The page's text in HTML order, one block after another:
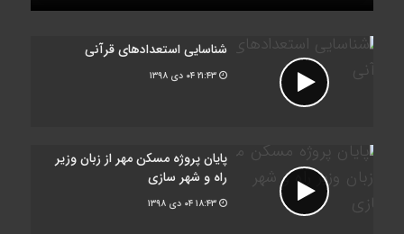
شناسایی استعدادهای قرآنی
۰۴ دی ۱۳۹۸
پایان پروژه مسکن مهر از زبان وزیر
راه و شهر سازی
۰۴ دی ۱۳۹۸